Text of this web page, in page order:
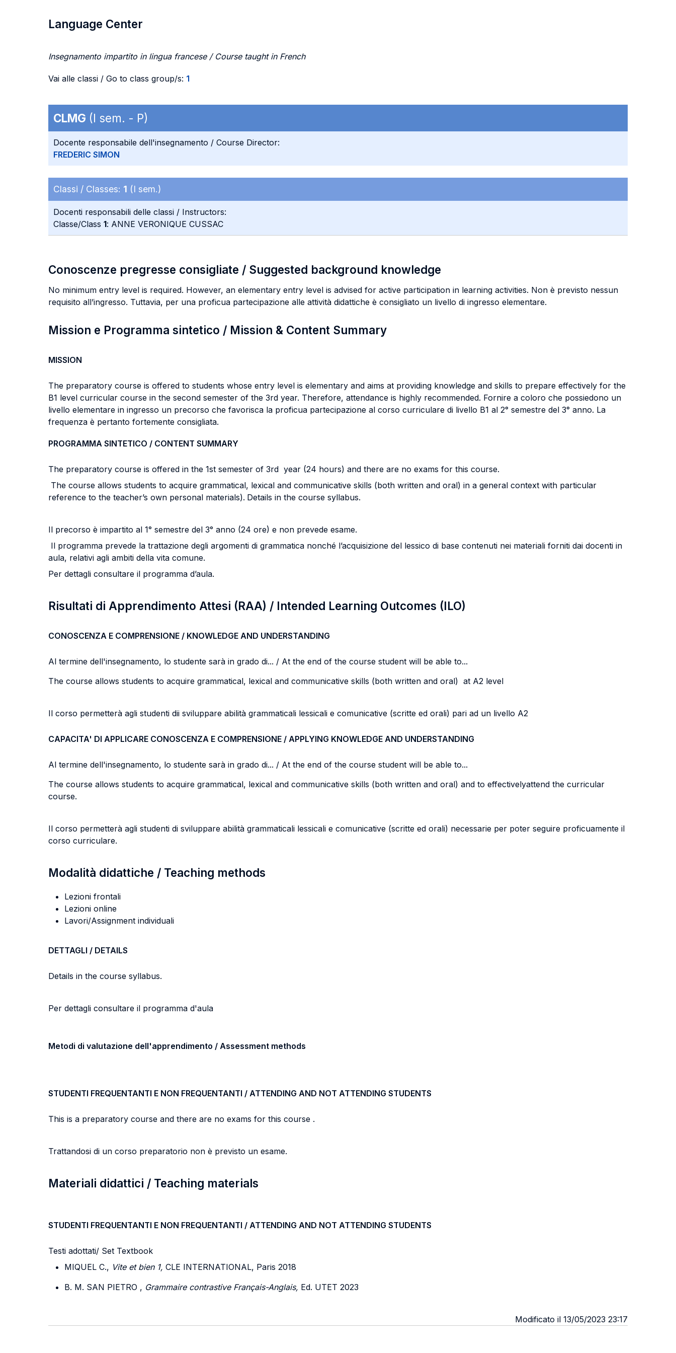
Language Center
Insegnamento impartito in lingua francese / Course taught in French
Vai alle classi / Go to class group/s: 1
CLMG (I sem. - P)
Docente responsabile dell'insegnamento / Course Director:
FREDERIC SIMON
Classi / Classes: 1 (I sem.)
Docenti responsabili delle classi / Instructors:
Classe/Class 1: ANNE VERONIQUE CUSSAC
Conoscenze pregresse consigliate / Suggested background knowledge
No minimum entry level is required. However, an elementary entry level is advised for active participation in learning activities. Non è previsto nessun
requisito all’ingresso. Tuttavia, per una proficua partecipazione alle attività didattiche è consigliato un livello di ingresso elementare.
Mission e Programma sintetico / Mission & Content Summary
MISSION
The preparatory course is offered to students whose entry level is elementary and aims at providing knowledge and skills to prepare effectively for the
B1 level curricular course in the second semester of the 3rd year. Therefore, attendance is highly recommended. Fornire a coloro che possiedono un
livello elementare in ingresso un precorso che favorisca la proficua partecipazione al corso curriculare di livello B1 al 2° semestre del 3° anno. La
frequenza è pertanto fortemente consigliata.
PROGRAMMA SINTETICO / CONTENT SUMMARY
The preparatory course is offered in the 1st semester of 3rd year (24 hours) and there are no exams for this course.
The course allows students to acquire grammatical, lexical and communicative skills (both written and oral) in a general context with particular
reference to the teacher’s own personal materials). Details in the course syllabus.
Il precorso è impartito al 1° semestre del 3° anno (24 ore) e non prevede esame.
Il programma prevede la trattazione degli argomenti di grammatica nonché l’acquisizione del lessico di base contenuti nei materiali forniti dai docenti in
aula, relativi agli ambiti della vita comune.
Per dettagli consultare il programma d’aula.
Risultati di Apprendimento Attesi (RAA) / Intended Learning Outcomes (ILO)
CONOSCENZA E COMPRENSIONE / KNOWLEDGE AND UNDERSTANDING
Al termine dell'insegnamento, lo studente sarà in grado di... / At the end of the course student will be able to...
The course allows students to acquire grammatical, lexical and communicative skills (both written and oral) at A2 level
Il corso permetterà agli studenti dii sviluppare abilità grammaticali lessicali e comunicative (scritte ed orali) pari ad un livello A2
CAPACITA' DI APPLICARE CONOSCENZA E COMPRENSIONE / APPLYING KNOWLEDGE AND UNDERSTANDING
Al termine dell'insegnamento, lo studente sarà in grado di... / At the end of the course student will be able to...
The course allows students to acquire grammatical, lexical and communicative skills (both written and oral) and to effectivelyattend the curricular
course.
Il corso permetterà agli studenti di sviluppare abilità grammaticali lessicali e comunicative (scritte ed orali) necessarie per poter seguire proficuamente il
corso curriculare.
Modalità didattiche / Teaching methods
Lezioni frontali
Lezioni online
Lavori/Assignment individuali
DETTAGLI / DETAILS
Details in the course syllabus.
Per dettagli consultare il programma d'aula
Metodi di valutazione dell'apprendimento / Assessment methods
STUDENTI FREQUENTANTI E NON FREQUENTANTI / ATTENDING AND NOT ATTENDING STUDENTS
This is a preparatory course and there are no exams for this course .
Trattandosi di un corso preparatorio non è previsto un esame.
Materiali didattici / Teaching materials
STUDENTI FREQUENTANTI E NON FREQUENTANTI / ATTENDING AND NOT ATTENDING STUDENTS
Testi adottati/ Set Textbook
MIQUEL C., Vite et bien 1, CLE INTERNATIONAL, Paris 2018
B. M. SAN PIETRO , Grammaire contrastive Français-Anglais, Ed. UTET 2023
Modificato il 13/05/2023 23:17